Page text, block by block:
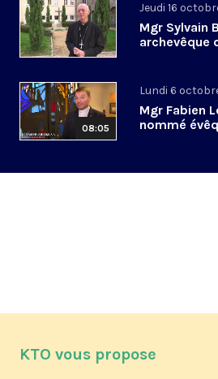
Jeudi 16
Mgr Sylvain
archevêque
08:05
Lundi 6
Mgr Fabien
nommé
KTO vous propose